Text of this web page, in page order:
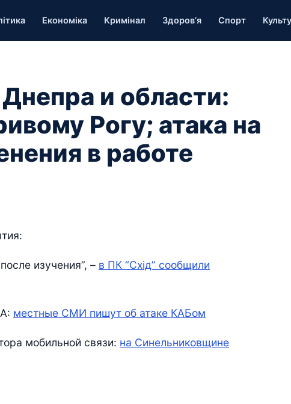
Економіка Кримінал Здоров’я Спорт
и области:
Рогу; атака на
в работе
изучения”, – в ПК “Схід” сообщили
местные СМИ пишут об атаке КАБом
мобильной связи: на Синельниковщине